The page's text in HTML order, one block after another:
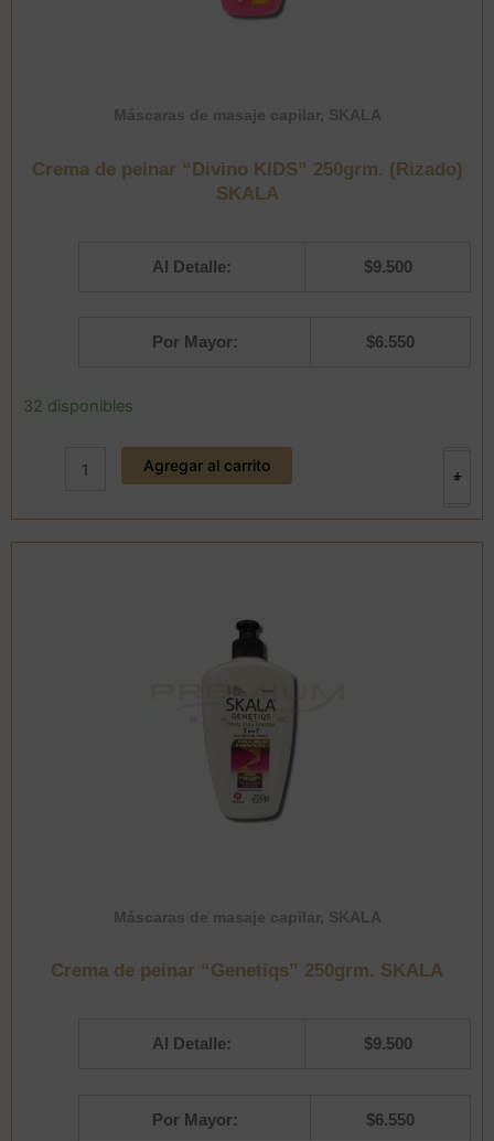
Máscaras de masaje capilar, SKALA
Crema de peinar “Divino KIDS” 250grm. (Rizado)
SKALA
Al Detalle: $9.500
Por Mayor: $6.550
32 disponibles
-
Crema
+
Agregar al carrito
Máscaras de masaje capilar, SKALA
Crema de peinar “Genetiqs” 250grm. SKALA
Al Detalle: $9.500
Por Mayor: $6.550